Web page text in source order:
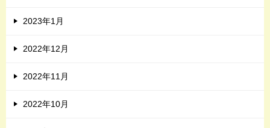
2023年1月
2022年12月
2022年11月
2022年10月